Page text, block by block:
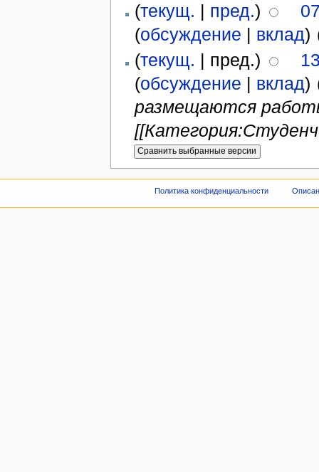
(текущ. | пред.)
(обсуждение | вклад)
(текущ. | пред.)
(обсуждение | вклад)
размещаются
Политика конфиденциальности